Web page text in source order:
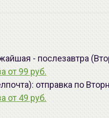
- послезавтра
от 99 руб.
отправка по
от 49 руб.